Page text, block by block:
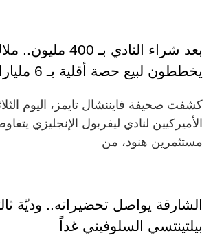
بعد شراء النادي بـ
يخططون لبيع حصة أقلية بـ 6 مليارات دولار
كشفت صحيفة فايننشال تايمز، اليوم
الأميركيين لنادي ليفربول الإنجليزي
مستثمرين هنود، من
الشارقة يواصل تحضيراته.. وديّة
بيلتينتسي السلوفيني غداً